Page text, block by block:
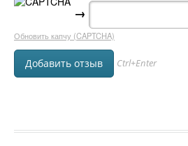
→
Обновить капчу (CAPTCHA)
Ctrl+Enter